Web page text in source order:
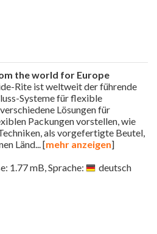
the world for Europe
Rite ist weltweit der führende
Systeme für flexible
Lösungen für
Packungen vorstellen, wie
als vorgefertigte Beutel,
Länd... [mehr anzeigen]
1.77 mB, Sprache:
deutsch